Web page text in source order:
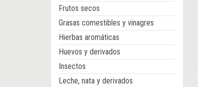
Frutos secos
Grasas comestibles y vinagres
Hierbas aromáticas
Huevos y derivados
Insectos
Leche, nata y derivados